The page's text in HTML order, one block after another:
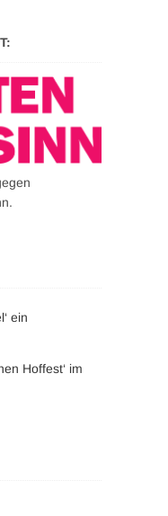
ein
Hoffest‘ im